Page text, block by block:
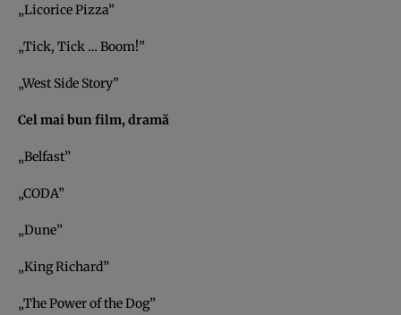
„Licorice Pizza”
„Tick, Tick … Boom!”
„West Side Story”
Cel mai bun film, dramă
„Belfast”
„CODA”
„Dune”
„King Richard”
„The Power of the Dog”